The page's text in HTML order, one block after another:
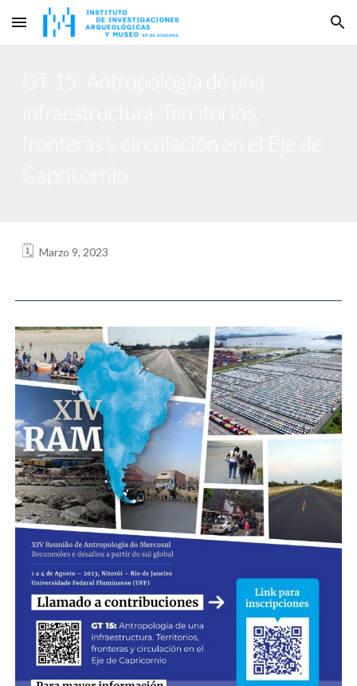
Skip to main content Skip to navigation
🗓️ Marzo 9, 2023